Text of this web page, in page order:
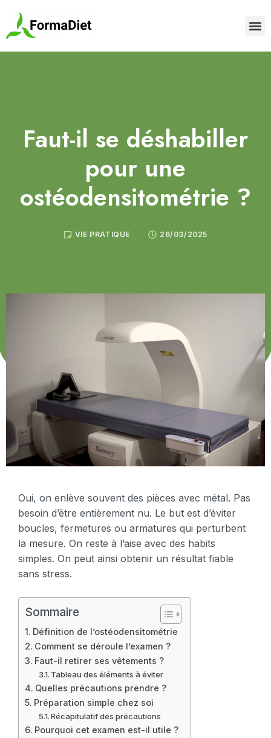
Faut-il se déshabiller
pour une
ostéodensitométrie ?
VIE PRATIQUE 26/03/2025
Oui, on enlève souvent des pièces avec métal. Pas
besoin d’être entièrement nu. Le but est d’éviter
boucles, fermetures ou armatures qui perturbent
la mesure. On reste à l’aise avec des habits
simples. On peut ainsi obtenir un résultat fiable
sans stress.
Sommaire
Définition de l’ostéodensitométrie
Comment se déroule l’examen ?
Faut-il retirer ses vêtements ?
Tableau des éléments à éviter
Quelles précautions prendre ?
Préparation simple chez soi
Récapitulatif des précautions
Pourquoi cet examen est-il utile ?